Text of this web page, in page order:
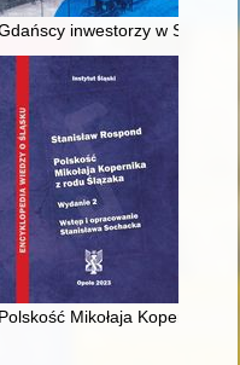
szlacheckich w XVI-
inwestorzy w
drawskiego od
Polskość Mikołaja Kopernika z